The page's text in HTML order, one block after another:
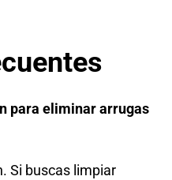
para eliminar arrugas
Si buscas limpiar